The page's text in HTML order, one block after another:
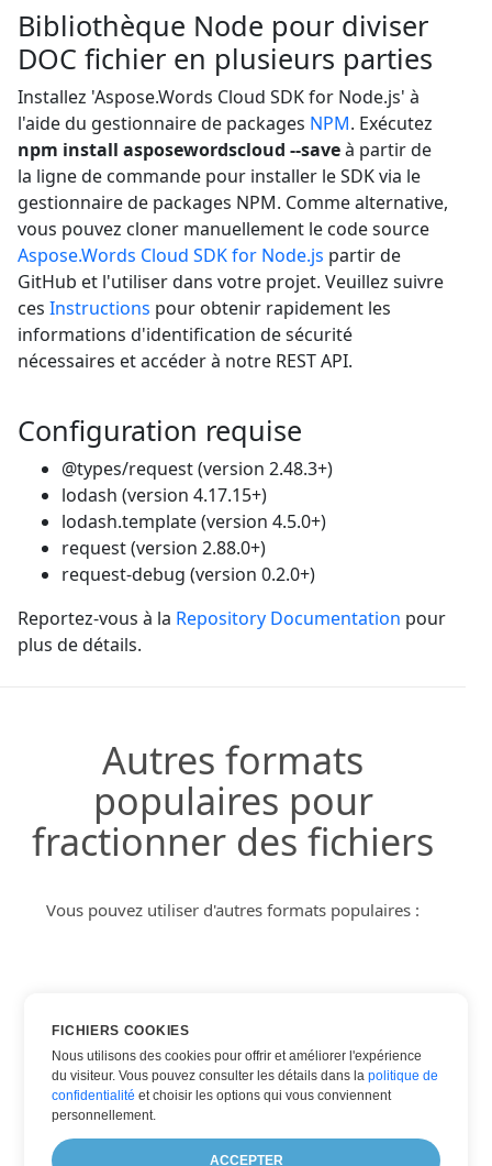
Bibliothèque Node pour diviser
DOC fichier en plusieurs parties
Installez 'Aspose.Words Cloud SDK for Node.js' à
l'aide du gestionnaire de packages NPM. Exécutez
npm install asposewordscloud --saveà partir de
la ligne de commande pour installer le SDK via le
gestionnaire de packages NPM. Comme alternative,
vous pouvez cloner manuellement le code source
Aspose.Words Cloud SDK for Node.js partir de
GitHub et l'utiliser dans votre projet. Veuillez suivre
ces Instructions pour obtenir rapidement les
informations d'identification de sécurité
nécessaires et accéder à notre REST API.
Configuration requise
@types/request (version 2.48.3+)
lodash (version 4.17.15+)
lodash.template (version 4.5.0+)
request (version 2.88.0+)
request-debug (version 0.2.0+)
Reportez-vous à la Repository Documentation pour
plus de détails.
Autres formats
populaires pour
fractionner des fichiers
Vous pouvez utiliser d'autres formats populaires :
HTML
PDF
TXT
FICHIERS COOKIES
Nous utilisons des cookies pour offrir et améliorer l'expérience
du visiteur. Vous pouvez consulter les détails dans lapolitique de
confidentialité et choisir les options qui vous conviennent
personnellement.
ACCEPTER